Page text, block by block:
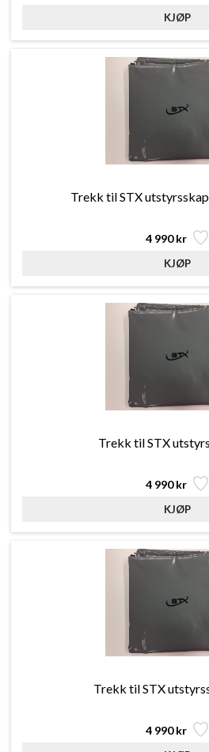
Trekk til STX
4 990 kr
Trekk til STX
4 990 kr
Trekk til STX
4 990 kr